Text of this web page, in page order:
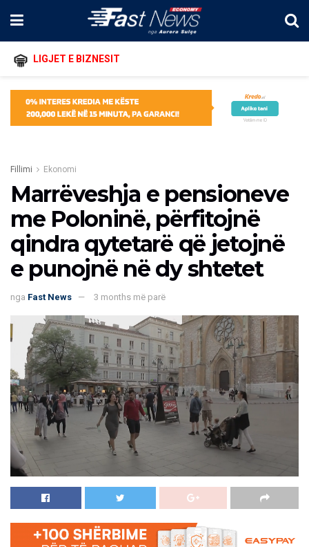
LIGJET E BIZNESIT
Fillimi Ekonomi
Marrëveshja e pensioneve
me Poloninë, përfitojnë
qindra qytetarë që jetojnë
e punojnë në dy shtetet
nga Fast News 3 months më parë